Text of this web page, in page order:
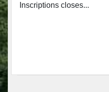
Inscriptions closes...